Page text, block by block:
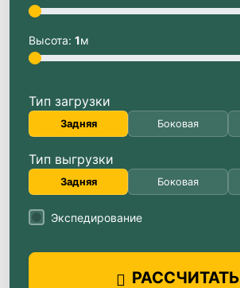
Высота: 1м
Тип загрузки
Задняя Боковая
Тип выгрузки
Задняя Боковая
Экспедирование
РАССЧИТАТЬ